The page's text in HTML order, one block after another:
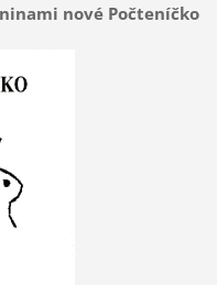
nové Počteníčko